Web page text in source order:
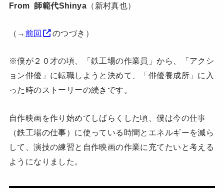
From 師範代Shinya （新村真也）
（→ 前回 のつづき）
※僕が２０才の頃、「鉄工場の作業員」から、「アクシ
ョン俳優」に転職しようと決めて、「俳優養成所」に入
った時のストーリーの続きです。
自作映画を作り始めてしばらくした頃、僕は今の仕事
（鉄工場の仕事）に使っている時間とエネルギーを減ら
して、演技の練習と自作映画の作業に充てたいと考える
ようになりました。